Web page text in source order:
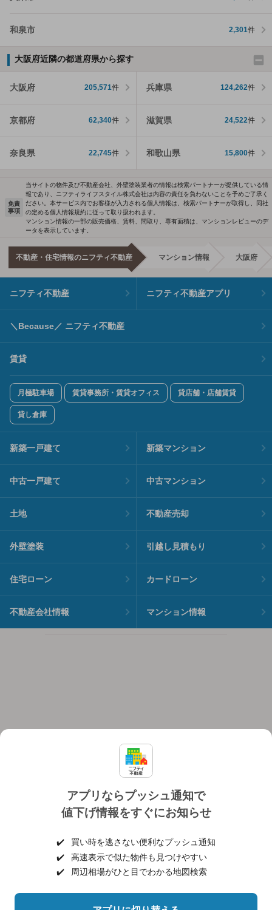
和泉市 2,301件
大阪府近隣の都道府県から探す
大阪府 205,571件 兵庫県 124,262件
京都府 62,340件 滋賀県 24,522件
奈良県 22,745件 和歌山県 15,800件
アプリならプッシュ通知で
値下げ情報をすぐにお知らせ
✔️
買い時を逃さない便利なプッシュ通知
✔️
高速表示で似た物件も見つけやすい
✔️
周辺相場がひと目でわかる地図検索
免責
事項
当サイトの物件及び不動産会社、外壁塗装業者の情報は検索パートナーが提供している情
報であり、ニフティライフスタイル株式会社は内容の責任を負わないことを予めご了承く
ださい。本サービス内でお客様が入力される個人情報は、検索パートナーが取得し、同社
の定める個人情報規約に従って取り扱われます。
マンション情報の一部の販売価格、賃料、間取り、専有面積は、マンションレビューのデ
ータを表示しています。
不動産・住宅情報のニフティ不動産 マンション情報 大阪府
ニフティ不動産 ニフティ不動産アプリ
＼Because／ ニフティ不動産
賃貸
月極駐車場 賃貸事務所・賃貸オフィス 貸店舗・店舗賃貸
貸し倉庫
新築一戸建て 新築マンション
中古一戸建て 中古マンション
土地 不動産売却
外壁塗装 引越し見積もり
住宅ローン カードローン
不動産会社情報 マンション情報
個人情報保護ポリシー 利用規約
ヘルプ・お問い合わせ 採用情報